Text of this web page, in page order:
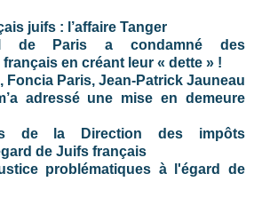
juifs : l’affaire Tanger
de Paris a condamné des
en créant leur « dette » !
Foncia Paris, Jean-Patrick Jauneau
adressé une mise en demeure
de la Direction des impôts
de Juifs français
problématiques à l'égard de